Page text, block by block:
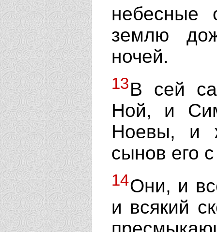
небесные
землю
ночей.
13В сей
Ной, и
Ноевы, и
сынов его
14Они, и
и всякий